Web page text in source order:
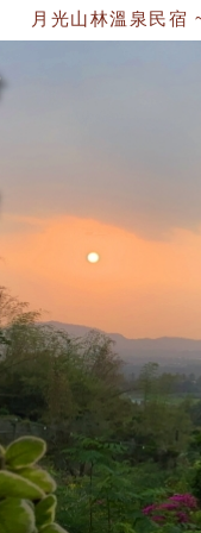
月光山林溫泉民宿 ~